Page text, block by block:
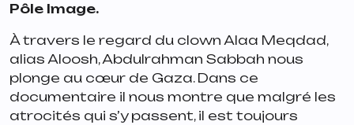
Pôle Image.
À travers le regard du clown Alaa Meqdad,
alias Aloosh, Abdulrahman Sabbah nous
plonge au cœur de Gaza. Dans ce
documentaire il nous montre que malgré les
atrocités qui s’y passent, il est toujours